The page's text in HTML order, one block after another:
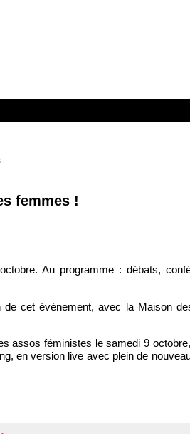
femmes !
Au programme : débats,
cet événement, avec la Maison
assos féministes le samedi 9
en version live avec plein de